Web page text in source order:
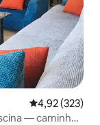
4,92 de uma
4,92 (323)
— caminhe